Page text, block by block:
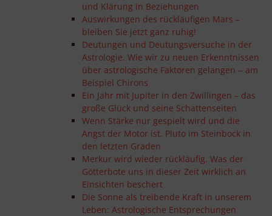
und Klärung in Beziehungen
Auswirkungen des rückläufigen Mars –
bleiben Sie jetzt ganz ruhig!
Deutungen und Deutungsversuche in der
Astrologie. Wie wir zu neuen Erkenntnissen
über astrologische Faktoren gelangen ‒ am
Beispiel Chirons
Ein Jahr mit Jupiter in den Zwillingen – das
große Glück und seine Schattenseiten
Wenn Stärke nur gespielt wird und die
Angst der Motor ist. Pluto im Steinbock in
den letzten Graden
Merkur wird wieder rückläufig. Was der
Götterbote uns in dieser Zeit wirklich an
Einsichten beschert
Die Sonne als treibende Kraft in unserem
Leben: Astrologische Entsprechungen